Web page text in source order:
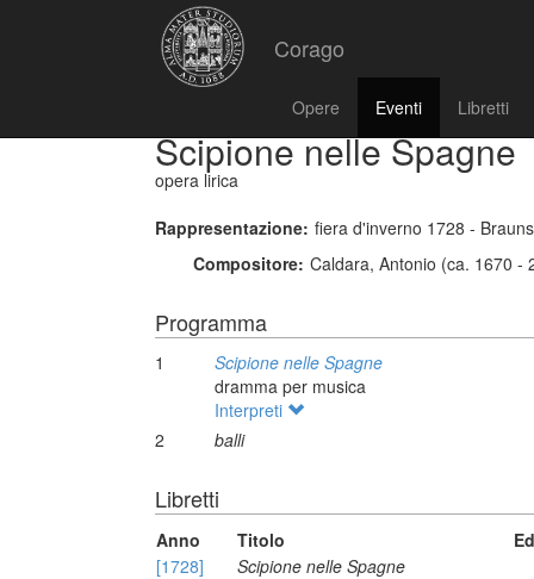
Corago
Opere Eventi Libretti
Scipione nelle Spagne
opera lirica
Rappresentazione: fiera d'inverno 1728 -
Compositore: Caldara, Antonio (ca. 1670 -
Programma
1
Scipione nelle Spagne
dramma per musica
Interpreti
2
balli
Libretti
Anno Titolo
[1728]
Scipione nelle Spagne